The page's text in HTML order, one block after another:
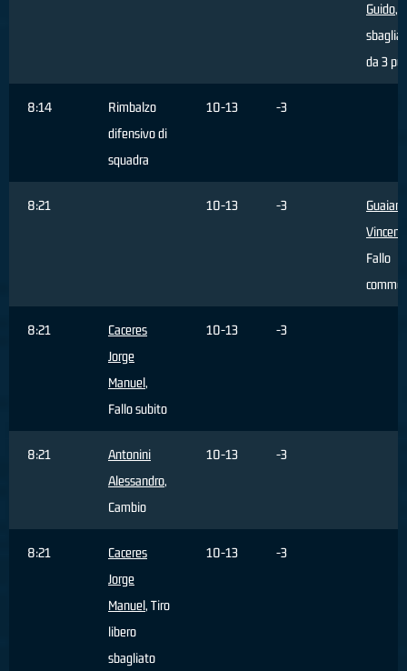
Guido,
da 3
8:14
Rimbalzo
difensivo di
squadra
10-13 -3
8:21 10-13 -3
Guaiana
Fallo
8:21
Caceres
Jorge
Manuel,
Fallo subito
10-13 -3
8:21
Antonini
Alessandro,
Cambio
10-13 -3
8:21
Caceres
Jorge
Manuel, Tiro
libero
sbagliato
10-13 -3